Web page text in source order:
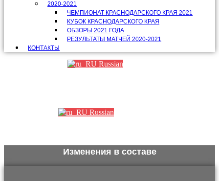
2020-2021
ЧЕМПИОНАТ КРАСНОДАРСКОГО КРАЯ 2021
КУБОК КРАСНОДАРСКОГО КРАЯ
ОБЗОРЫ 2021 ГОДА
РЕЗУЛЬТАТЫ МАТЧЕЙ 2020-2021
КОНТАКТЫ
Russian
Russian
Изменения в составе